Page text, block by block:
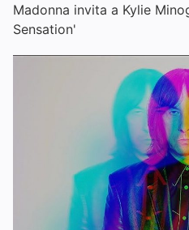
Madonna invita a Kylie
Sensation'